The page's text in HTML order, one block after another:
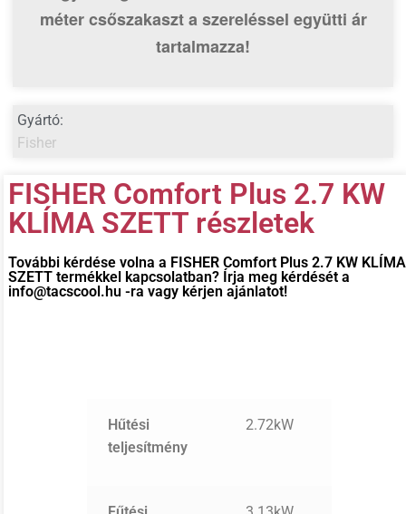
méter csőszakaszta szereléssel együtti ár
tartalmazza!
Gyártó:
Fisher
FISHER Comfort Plus 2.7 KW
KLÍMA SZETT részletek
További kérdése volna a FISHER Comfort Plus 2.7 KW KLÍMA
SZETTtermékkel kapcsolatban? Írja meg kérdését a
info@tacscool.hu -ra vagy kérjen ajánlatot!
Hűtési
teljesítmény
2.72kW